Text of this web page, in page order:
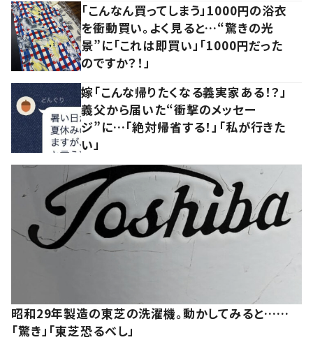
「こんなん買ってしまう」1000円の浴衣
を衝動買い。よく見ると…“驚きの光
景”に「これは即買い」「1000円だった
のですか？！」
嫁「こんな帰りたくなる義実家ある！？」
義父から届いた“衝撃のメッセー
ジ”に…「絶対帰省する！」「私が行きた
い」
昭和29年製造の東芝の洗濯機。動かしてみると……
「驚き」「東芝恐るべし」